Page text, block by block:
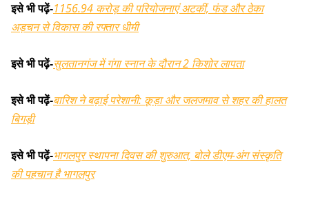
इसे भी पढ़ें-1156.94 करोड़ की परियोजनाएं अटकीं, फंड और ठेका
अड़चन से विकास की रफ्तार धीमी
इसे भी पढ़ें-सुलतानगंज में गंगा स्नान के दौरान 2 किशोर लापता
इसे भी पढ़ें-बारिश ने बढ़ाई परेशानी: कूड़ा और जलजमाव से शहर की हालत
बिगड़ी
इसे भी पढ़ें-भागलपुर स्थापना दिवस की शुरुआत, बोले डीएम-अंग संस्कृति
की पहचान है भागलपुर